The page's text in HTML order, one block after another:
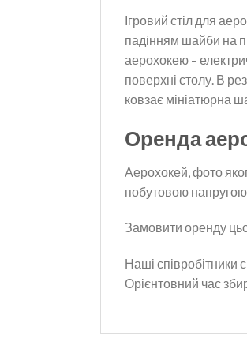
Ігровий стіл для
падінням шайби на
аерохокею –
поверхні столу. В
ковзає мініатюрна
Оренда
Аерохокей, фото
побутовою напругою
Замовити оренду
Наші співробітники
Орієнтовний час